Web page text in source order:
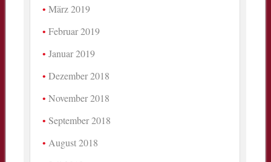
März 2019
Februar 2019
Januar 2019
Dezember 2018
November 2018
September 2018
August 2018